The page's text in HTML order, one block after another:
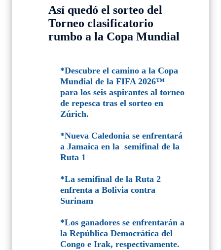
Así quedó el sorteo del
Torneo clasificatorio
rumbo a la Copa Mundial
*Descubre el camino a la Copa
Mundial de la FIFA 2026™
para los seis aspirantes al torneo
de repesca tras el sorteo en
Zúrich.
*Nueva Caledonia se enfrentará
a Jamaica en la semifinal de la
Ruta 1
*La semifinal de la Ruta 2
enfrenta a Bolivia contra
Surinam
*Los ganadores se enfrentarán a
la República Democrática del
Congo e Irak, respectivamente.